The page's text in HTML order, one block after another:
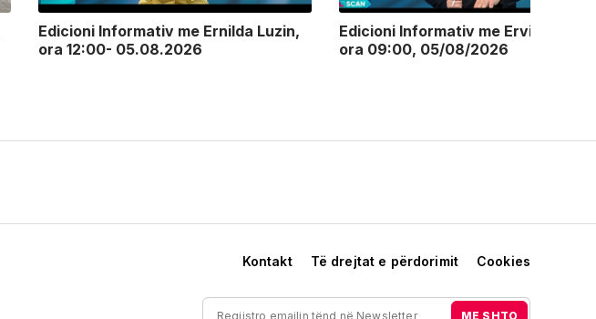
Edicioni Informativ me Ernilda Luzin,
ora 12:00- 05.08.2026
Edicioni Informativ me Ervin
ora 09:00, 05/08/2026
Kontakt Të drejtat e përdorimit Cookies
ME SHTO